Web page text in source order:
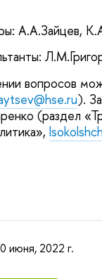
А.А.Зайцев,
вопросов
).
(раздел
июня, 2022 г.